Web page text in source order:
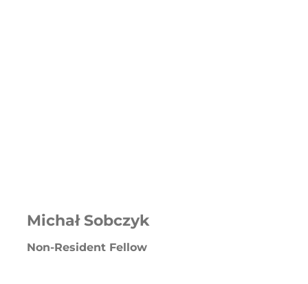
Michał Sobczyk
Non-Resident Fellow